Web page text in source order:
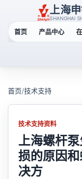
上海
SHANGHAI
首页 产品中心
首页/技术支持
技术支持资料
上海螺杆
损的原因
决方